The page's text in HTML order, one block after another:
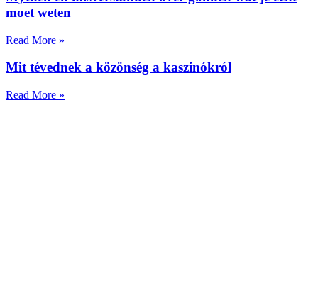
moet weten
Read More »
Mit tévednek a közönség a kaszinókról
Read More »